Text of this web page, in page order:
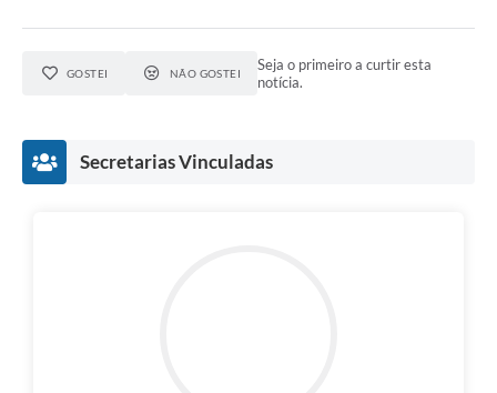
GOSTEI NÃO GOSTEI
Seja o primeiro a curtir esta
notícia.
Secretarias Vinculadas